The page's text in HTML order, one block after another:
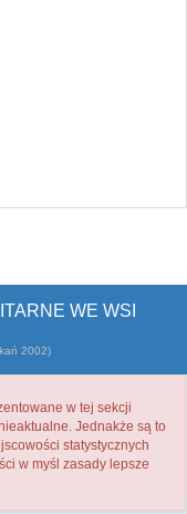
WE WSI
2002)
w tej sekcji
Jednakże są to
statystycznych
w myśl zasady lepsze